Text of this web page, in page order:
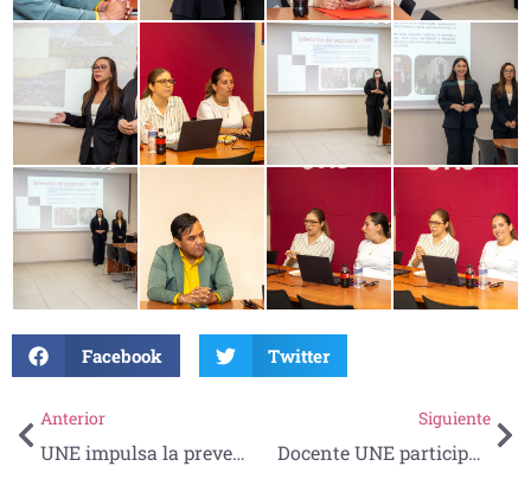
Facebook Twitter
Anterior
UNE impulsa la prevención de adicciones entre estudiantes con conferencia especializada
Siguiente
Docente UNE participa como conferencista en ciclo académico del Instituto Politécnico Nacional